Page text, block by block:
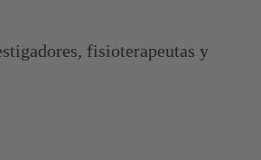
fisioterapeutas y